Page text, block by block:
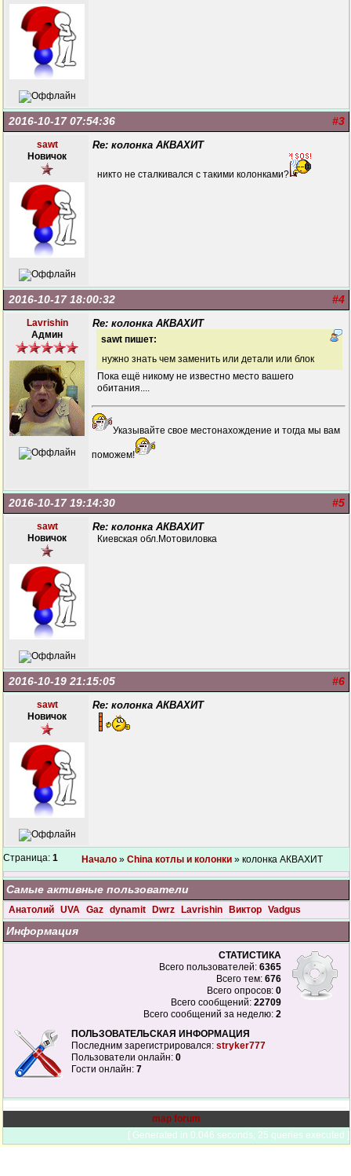
#3
2016-10-17 07:54:36
sawt
Новичок
Re: колонка АКВАХИТ
никто не сталкивался с такими колонками?
#4
2016-10-17 18:00:32
Lavrishin
Админ
Re: колонка АКВАХИТ
sawt пишет:
нужно знать чем заменить или детали или блок
Пока ещё никому не известно место вашего
обитания....
Указывайте свое местонахождение и тогда мы вам
поможем!
#5
2016-10-17 19:14:30
sawt
Новичок
Re: колонка АКВАХИТ
Киевская обл.Мотовиловка
#6
2016-10-19 21:15:05
sawt
Новичок
Re: колонка АКВАХИТ
Страница: 1 Начало » China котлы и колонки » колонка АКВАХИТ
Самые активные пользователи
Анатолий UVA Gaz dynamit Dwrz Lavrishin Виктор Vadgus
Информация
СТАТИСТИКА
Всего пользователей: 6365
Всего тем: 676
Всего опросов: 0
Всего сообщений: 22709
Всего сообщений за неделю: 2
ПОЛЬЗОВАТЕЛЬСКАЯ ИНФОРМАЦИЯ
Последним зарегистрировался: stryker777
Пользователи онлайн: 0
Гости онлайн: 7
map forum
[ Generated in 0.046 seconds, 25 queries executed ]